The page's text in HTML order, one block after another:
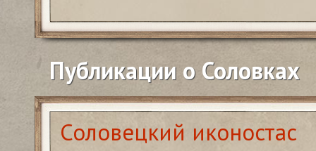
Публикации о Соловках
Соловецкий иконостас